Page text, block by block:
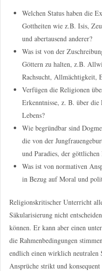
Welchen Status haben die
Gottheiten wie z.B. Isis,
und abertausend anderer?
Was ist von der
Göttern zu halten, z.B.
Rachsucht, Allmächtigkeit,
Verfügen die Religionen
Erkenntnisse, z. B. über die
Lebens?
Wie begründbar sind
die von der
und Paradies, der
Was ist von normativen
in Bezug auf Moral und
Religionskritischer Unterricht
Säkularisierung nicht
können. Er kann aber einen
die Rahmenbedingungen
endlich einen wirklich neutralen
Ansprüche strikt und